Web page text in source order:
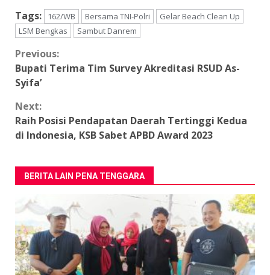
Tags: 162/WB Bersama TNI-Polri
Gelar Beach Clean Up
LSM Bengkas
Sambut Danrem
Continue
Reading
Previous:
Bupati Terima Tim Survey Akreditasi RSUD As-
Syifa’
Next:
Raih Posisi Pendapatan Daerah Tertinggi Kedua
di Indonesia, KSB Sabet APBD Award 2023
BERITA LAIN PENA TENGGARA